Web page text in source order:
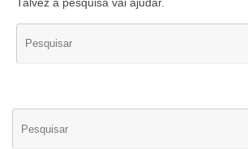
Talvez a pesquisa vai ajudar.